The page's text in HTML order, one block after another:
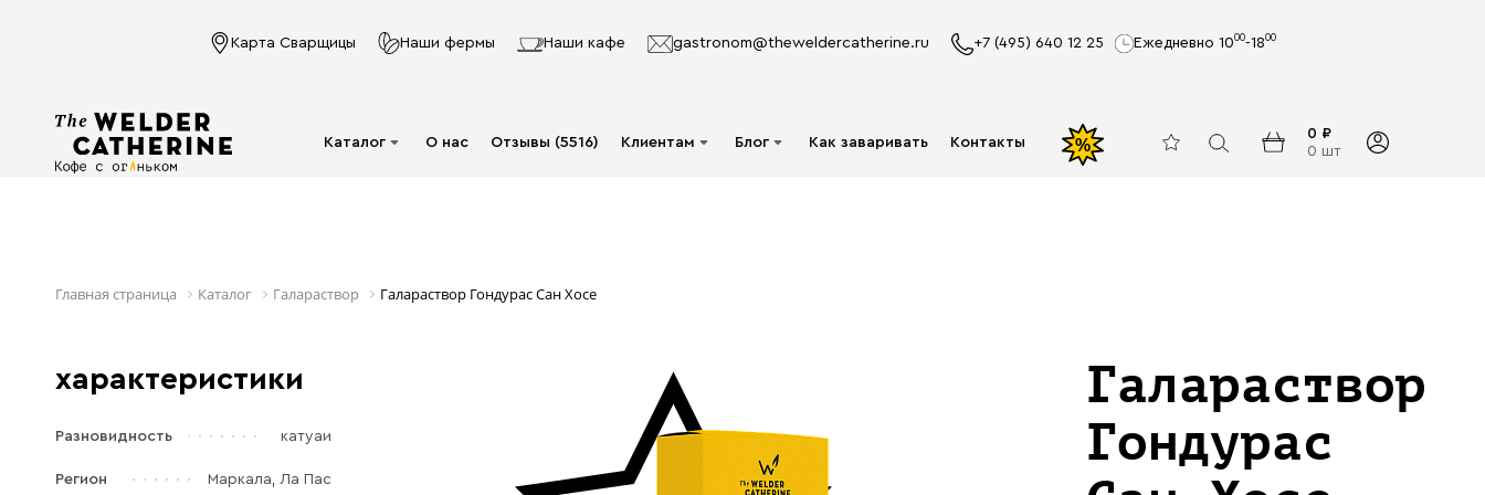
Карта Сварщицы Наши фермы Наши кафе gastronom@theweldercatherine.ru +7 (495) 640 12 25 Ежедневно 1000-1800
Каталог
Для фильтра
пакете
Напитки в банках
О нас Отзывы (5516) Клиентам Блог Как заваривать Контакты %
0 ₽
0 шт
Главная страница Каталог Галараствор Галараствор Гондурас Сан Хосе
характеристики
Разновидность катуаи
Регион Маркала, Ла Пас
Галараствор
Гондурас